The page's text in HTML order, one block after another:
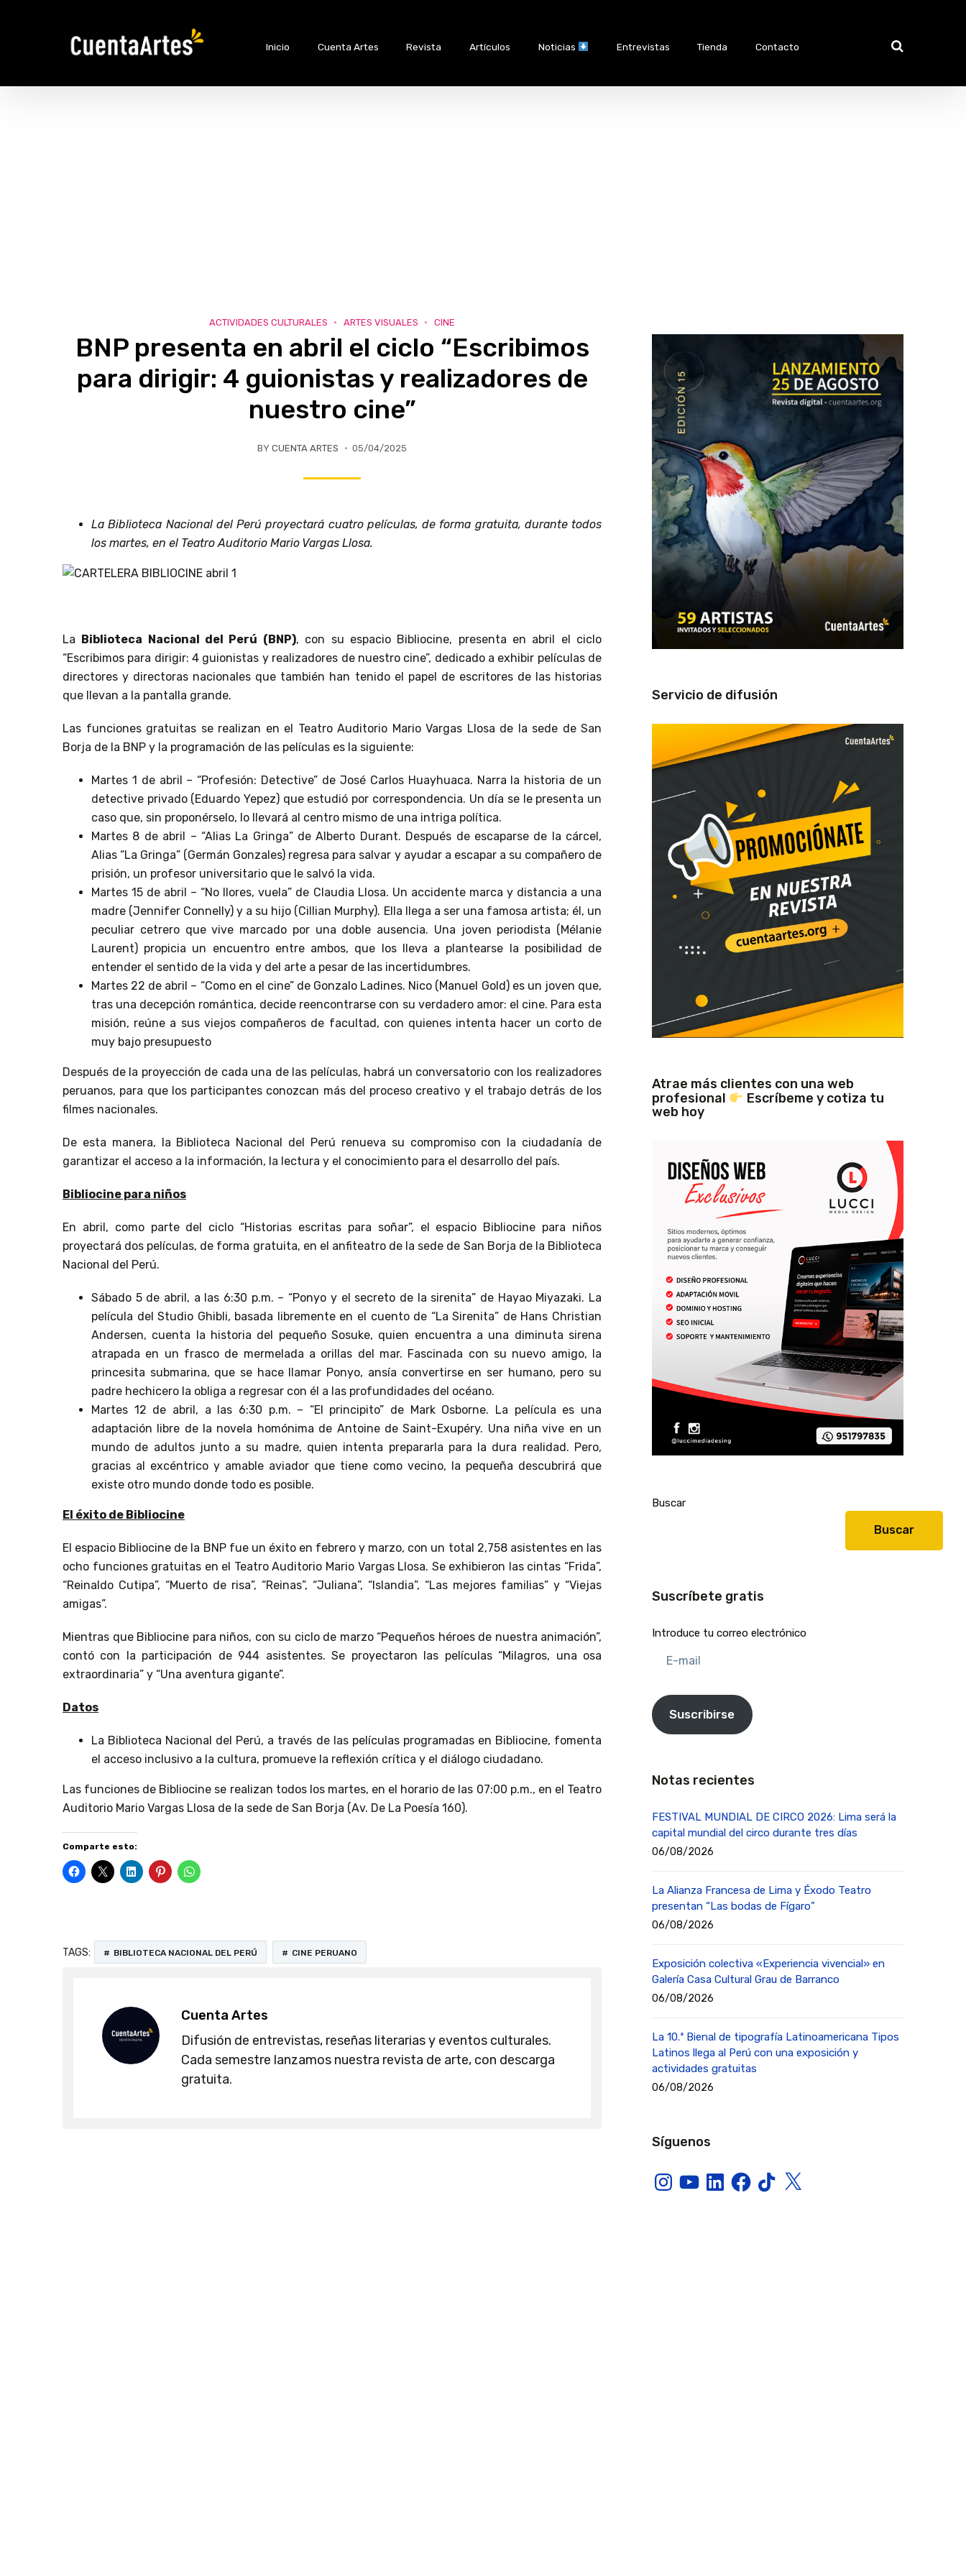
Inicio Cuenta Artes Revista Artículos Noticias Entrevistas Tienda Contacto
ACTIVIDADES CULTURALES ARTES VISUALES CINE
BNP presenta en abril el ciclo “Escribimos
para dirigir: 4 guionistas y realizadores de
nuestro cine”
BY CUENTA ARTES 05/04/2025
La Biblioteca Nacional del Perú proyectará cuatro películas, de forma gratuita, durante todos
los martes, en el Teatro Auditorio Mario Vargas Llosa.
La Biblioteca Nacional del Perú (BNP), con su espacio Bibliocine, presenta en abril el ciclo
“Escribimos para dirigir: 4 guionistas y realizadores de nuestro cine”, dedicado a exhibir películas de
directores y directoras nacionales que también han tenido el papel de escritores de las historias
que llevan a la pantalla grande.
Las funciones gratuitas se realizan en el Teatro Auditorio Mario Vargas Llosa de la sede de San
Borja de la BNP y la programación de las películas es la siguiente:
Martes 1 de abril – “Profesión: Detective” de José Carlos Huayhuaca. Narra la historia de un
detective privado (Eduardo Yepez) que estudió por correspondencia. Un día se le presenta un
caso que, sin proponérselo, lo llevará al centro mismo de una intriga política.
Martes 8 de abril – “Alias La Gringa” de Alberto Durant. Después de escaparse de la cárcel,
Alias “La Gringa” (Germán Gonzales) regresa para salvar y ayudar a escapar a su compañero de
prisión, un profesor universitario que le salvó la vida.
Martes 15 de abril – “No llores, vuela” de Claudia Llosa. Un accidente marca y distancia a una
madre (Jennifer Connelly) y a su hijo (Cillian Murphy). Ella llega a ser una famosa artista; él, un
peculiar cetrero que vive marcado por una doble ausencia. Una joven periodista (Mélanie
Laurent) propicia un encuentro entre ambos, que los lleva a plantearse la posibilidad de
entender el sentido de la vida y del arte a pesar de las incertidumbres.
Martes 22 de abril – “Como en el cine” de Gonzalo Ladines. Nico (Manuel Gold) es un joven que,
tras una decepción romántica, decide reencontrarse con su verdadero amor: el cine. Para esta
misión, reúne a sus viejos compañeros de facultad, con quienes intenta hacer un corto de
muy bajo presupuesto
Después de la proyección de cada una de las películas, habrá un conversatorio con los realizadores
peruanos, para que los participantes conozcan más del proceso creativo y el trabajo detrás de los
filmes nacionales.
De esta manera, la Biblioteca Nacional del Perú renueva su compromiso con la ciudadanía de
garantizar el acceso a la información, la lectura y el conocimiento para el desarrollo del país.
Bibliocine para niños
En abril, como parte del ciclo “Historias escritas para soñar”, el espacio Bibliocine para niños
proyectará dos películas, de forma gratuita, en el anfiteatro de la sede de San Borja de la Biblioteca
Nacional del Perú.
Sábado 5 de abril, a las 6:30 p.m. – “Ponyo y el secreto de la sirenita” de Hayao Miyazaki. La
película del Studio Ghibli, basada libremente en el cuento de “La Sirenita” de Hans Christian
Andersen, cuenta la historia del pequeño Sosuke, quien encuentra a una diminuta sirena
atrapada en un frasco de mermelada a orillas del mar. Fascinada con su nuevo amigo, la
princesita submarina, que se hace llamar Ponyo, ansía convertirse en ser humano, pero su
padre hechicero la obliga a regresar con él a las profundidades del océano.
Martes 12 de abril, a las 6:30 p.m. – “El principito” de Mark Osborne. La película es una
adaptación libre de la novela homónima de Antoine de Saint-Exupéry. Una niña vive en un
mundo de adultos junto a su madre, quien intenta prepararla para la dura realidad. Pero,
gracias al excéntrico y amable aviador que tiene como vecino, la pequeña descubrirá que
existe otro mundo donde todo es posible.
El éxito de Bibliocine
El espacio Bibliocine de la BNP fue un éxito en febrero y marzo, con un total 2,758 asistentes en las
ocho funciones gratuitas en el Teatro Auditorio Mario Vargas Llosa. Se exhibieron las cintas “Frida”,
“Reinaldo Cutipa”, “Muerto de risa”, “Reinas”, “Juliana”, “Islandia”, “Las mejores familias” y “Viejas
amigas”.
Mientras que Bibliocine para niños, con su ciclo de marzo “Pequeños héroes de nuestra animación”,
contó con la participación de 944 asistentes. Se proyectaron las películas “Milagros, una osa
extraordinaria” y “Una aventura gigante”.
Datos
La Biblioteca Nacional del Perú, a través de las películas programadas en Bibliocine, fomenta
el acceso inclusivo a la cultura, promueve la reflexión crítica y el diálogo ciudadano.
Las funciones de Bibliocine se realizan todos los martes, en el horario de las 07:00 p.m., en el Teatro
Auditorio Mario Vargas Llosa de la sede de San Borja (Av. De La Poesía 160).
Comparte esto:
TAGS: BIBLIOTECA NACIONAL DEL PERÚ CINE PERUANO
Cuenta Artes
Difusión de entrevistas, reseñas literarias y eventos culturales.
Cada semestre lanzamos nuestra revista de arte, con descarga
gratuita.
Servicio de difusión
Atrae más clientes con una web
profesional
Escríbeme y cotiza tu
web hoy
Buscar
Buscar
Suscríbete gratis
Introduce tu correo electrónico
mail
Suscribirse
Notas recientes
FESTIVAL MUNDIAL DE CIRCO 2026: Lima será la
capital mundial del circo durante tres días
06/08/2026
La Alianza Francesa de Lima y Éxodo Teatro
presentan “Las bodas de Fígaro”
06/08/2026
Exposición colectiva «Experiencia vivencial» en
Galería Casa Cultural Grau de Barranco
06/08/2026
La 10.ª Bienal de tipografía Latinoamericana Tipos
Latinos llega al Perú con una exposición y
actividades gratuitas
06/08/2026
Síguenos
InstagramYouTubeLinkedInFacebook
TikTokX